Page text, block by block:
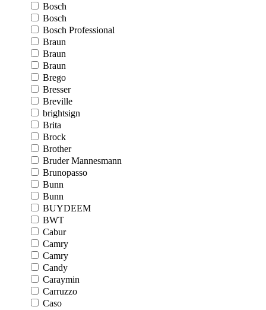
Bosch
Bosch
Bosch Professional
Braun
Braun
Braun
Brego
Bresser
Breville
brightsign
Brita
Brock
Brother
Bruder Mannesmann
Brunopasso
Bunn
Bunn
BUYDEEM
BWT
Cabur
Camry
Camry
Candy
Caraymin
Carruzzo
Caso